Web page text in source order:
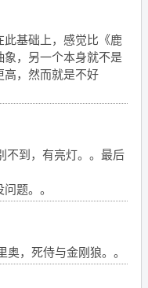
基础上，感觉比《鹿
，另一个本身就不是
高，然而就是不好
不到，有亮灯。。最后
题。。
，死侍与金刚狼。。